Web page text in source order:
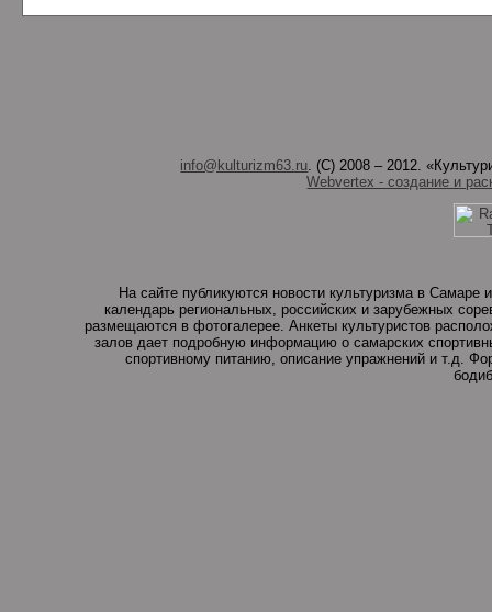
info@kulturizm63.ru. (C) 2008 – 2012.
Webvertex - создание и
На сайте публикуются новости культуризма в
календарь региональных, российских и зарубежных
размещаются в фотогалерее. Анкеты культуристов
залов дает подробную информацию о самарских
спортивному питанию, описание упражнений и т.д.